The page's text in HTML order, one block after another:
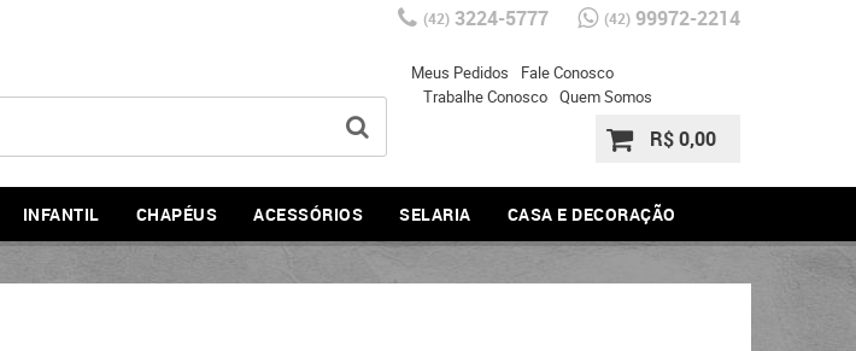
(42)3224-5777 (42)99972-2214
Meus Pedidos
Fale Conosco
Trabalhe Conosco Quem Somos
R$ 0,00
INFANTIL CHAPÉUS ACESSÓRIOS SELARIA CASA E DECORAÇÃO